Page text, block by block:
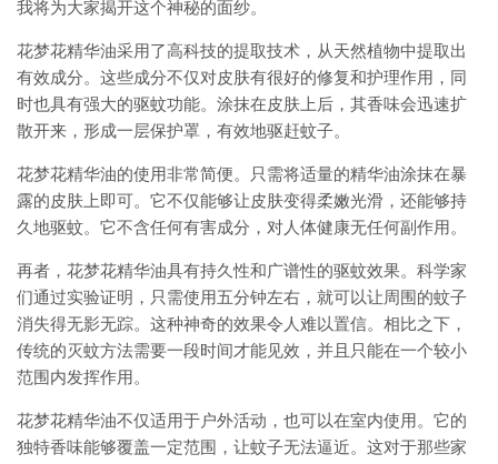
我将为大家揭开这个神秘的面纱。
花梦花精华油采用了高科技的提取技术，从天然植物中提取出
有效成分。这些成分不仅对皮肤有很好的修复和护理作用，同
时也具有强大的驱蚊功能。涂抹在皮肤上后，其香味会迅速扩
散开来，形成一层保护罩，有效地驱赶蚊子。
花梦花精华油的使用非常简便。只需将适量的精华油涂抹在暴
露的皮肤上即可。它不仅能够让皮肤变得柔嫩光滑，还能够持
久地驱蚊。它不含任何有害成分，对人体健康无任何副作用。
再者，花梦花精华油具有持久性和广谱性的驱蚊效果。科学家
们通过实验证明，只需使用五分钟左右，就可以让周围的蚊子
消失得无影无踪。这种神奇的效果令人难以置信。相比之下，
传统的灭蚊方法需要一段时间才能见效，并且只能在一个较小
范围内发挥作用。
花梦花精华油不仅适用于户外活动，也可以在室内使用。它的
独特香味能够覆盖一定范围，让蚊子无法逼近。这对于那些家